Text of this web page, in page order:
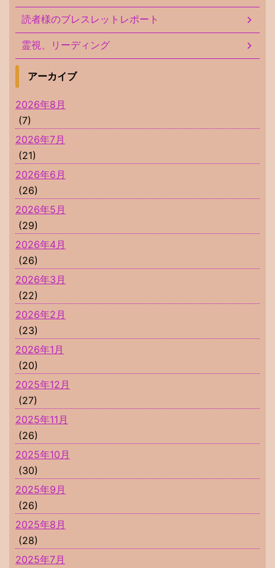
読者様のブレスレットレポート
霊視、リーディング
アーカイブ
2026年8月
(7)
2026年7月
(21)
2026年6月
(26)
2026年5月
(29)
2026年4月
(26)
2026年3月
(22)
2026年2月
(23)
2026年1月
(20)
2025年12月
(27)
2025年11月
(26)
2025年10月
(30)
2025年9月
(26)
2025年8月
(28)
2025年7月